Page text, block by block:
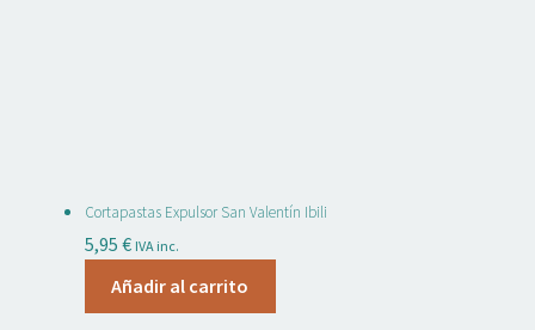
Cortapastas Expulsor San Valentín Ibili
5,95 € IVA inc.
Añadir al carrito